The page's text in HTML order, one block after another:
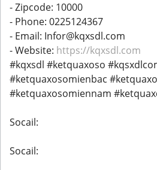
- Zipcode: 10000
- Phone: 0225124367
- Email: Infor@kqxsdl.com
- Website: https://kqxsdl.com
#kqxsdl #ketquaxoso
#ketquaxosomienbac
#ketquaxosomiennam
Socail:
Socail: